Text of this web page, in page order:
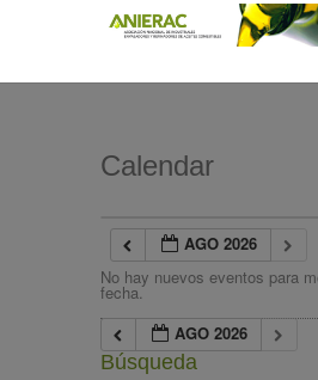
Calendar
AGO 2026
No hay nuevos eventos para
fecha.
AGO 2026
Búsqueda